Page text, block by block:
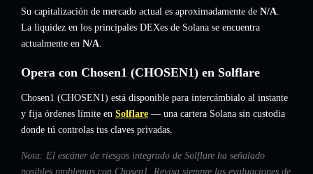
Su capitalización de mercado actual es aproximadamente de N/A.
La liquidez en los principales DEXes de Solana se encuentra
actualmente en N/A.
Opera con Chosen1 (CHOSEN1) en Solflare
Chosen1 (CHOSEN1) está disponible para intercámbialo al instante
y fija órdenes límite en Solflare — una cartera Solana sin custodia
donde tú controlas tus claves privadas.
Nota: El escáner de riesgos integrado de Solflare ha señalado
posibles problemas con Chosen1. Revisa siempre las evaluaciones de